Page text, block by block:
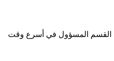
القسم المسؤول في أسرع وقت